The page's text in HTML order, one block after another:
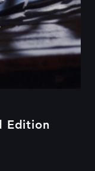
Edition